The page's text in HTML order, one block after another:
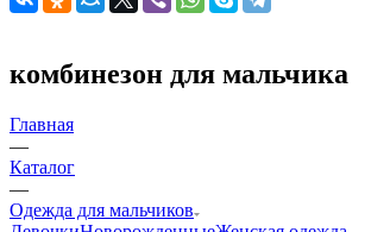
комбинезон для мальчика
Главная
—
Каталог
—
Одежда для мальчиков